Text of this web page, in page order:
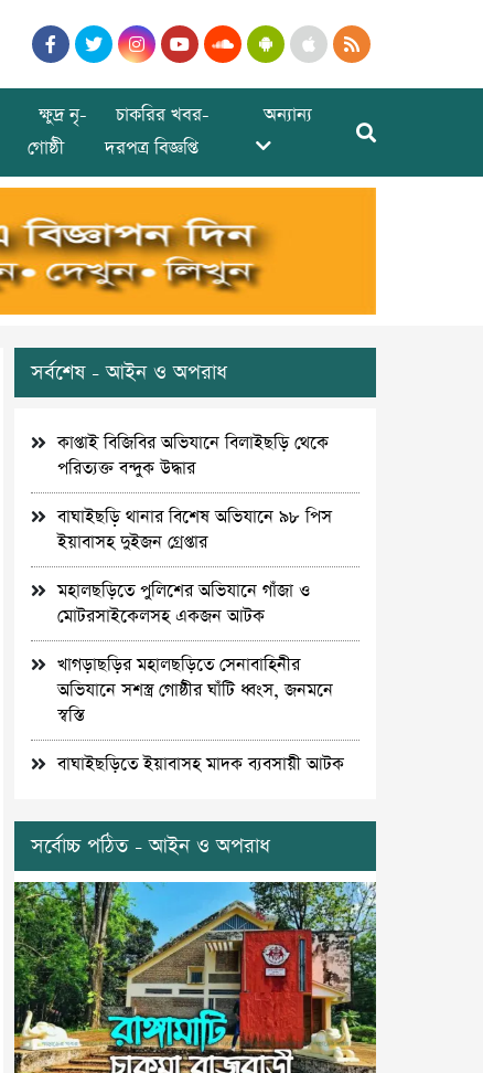
ক্ষুদ্র নৃ-
গোষ্ঠী
চাকরির খবর-
দরপত্র বিজ্ঞপ্তি
অন্যান্য
সর্বশেষ - আইন ও অপরাধ
কাপ্তাই বিজিবির অভিযানে বিলাইছড়ি থেকে
পরিত্যক্ত বন্দুক উদ্ধার
বাঘাইছড়ি থানার বিশেষ অভিযানে ৯৮ পিস
ইয়াবাসহ দুইজন গ্রেপ্তার
মহালছড়িতে পুলিশের অভিযানে গাঁজা ও
মোটরসাইকেলসহ একজন আটক
খাগড়াছড়ির মহালছড়িতে সেনাবাহিনীর
অভিযানে সশস্ত্র গোষ্ঠীর ঘাঁটি ধ্বংস, জনমনে
স্বস্তি
বাঘাইছড়িতে ইয়াবাসহ মাদক ব্যবসায়ী আটক
সর্বোচ্চ পঠিত - আইন ও অপরাধ